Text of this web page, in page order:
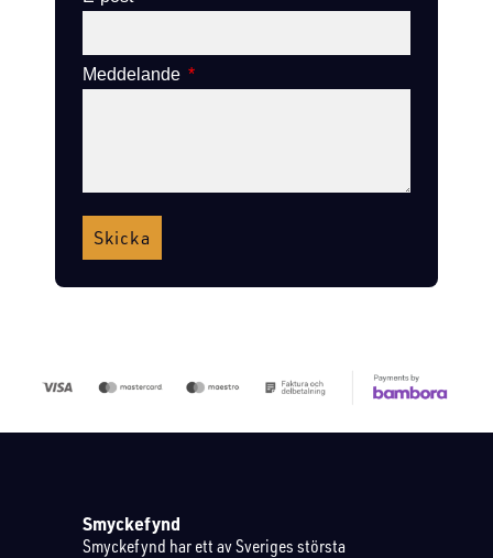
Meddelande
Skicka
Smyckefynd
Smyckefynd har ett av Sveriges största